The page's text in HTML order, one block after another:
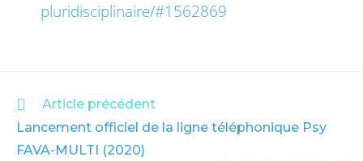
pluridisciplinaire/#1562869
Article précédent
Lancement officiel de la ligne téléphonique Psy
FAVA-MULTI (2020)